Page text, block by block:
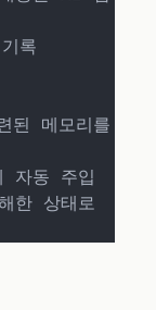
록
된 메모리를
자동 주입
한 상태로